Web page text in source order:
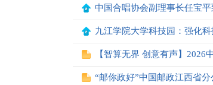
中国合唱协会副理事长任宝
九江学院大学科技园：强化
【智算无界 创意有声】2026
“邮你政好”中国邮政江西省